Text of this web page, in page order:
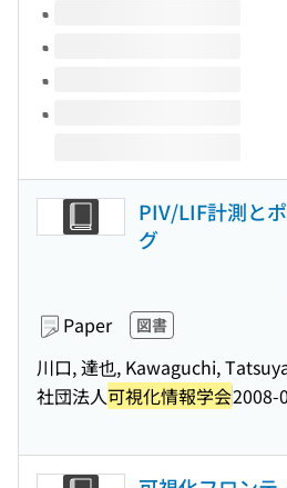
PIV/LIF計測と
グ
Paper 図書
川口, 達也, Kawaguchi,
社団法人可視化情報学会2008-